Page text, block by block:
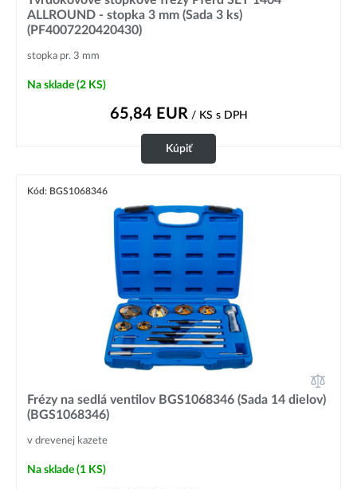
ALLROUND - stopka 3 mm (Sada 3 ks)
(PF4007220420430)
stopka pr. 3 mm
Na sklade (2 KS)
65,84 EUR / KS s DPH
Kúpiť
Kód: BGS1068346
Frézy na sedlá ventilov BGS1068346 (Sada 14 dielov)
(BGS1068346)
v drevenej kazete
Na sklade (1 KS)